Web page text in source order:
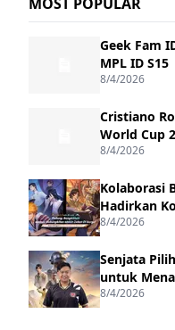
Geek Fam
MPL ID S15
8/4/2026
Cristiano
World Cup
8/4/2026
Kolaborasi
Hadirkan
8/4/2026
Senjata
untuk
8/4/2026